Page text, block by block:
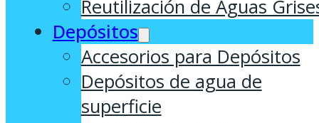
Reutilización de Aguas
Depósitos
Accesorios para Depósitos
Depósitos de agua de
superficie